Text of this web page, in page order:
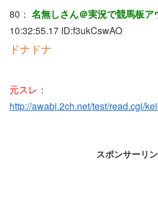
80： 名無しさん＠実況で競馬板ア
10:32:55.17 ID:f3ukCswAO
ドナドナ
元スレ：
http://awabi.2ch.net/test/read.cgi/
スポンサーリ